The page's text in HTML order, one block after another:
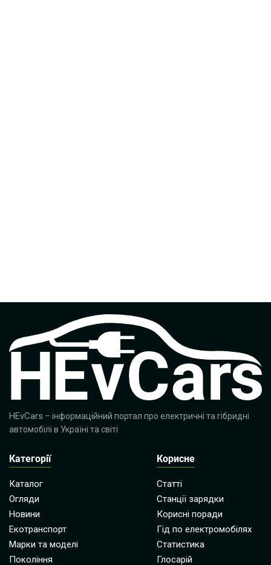
HEvCars – інформаційний портал про електричні та гібридні
автомобілі в Україні та світі
Категорії
Каталог
Огляди
Новини
Екотранспорт
Марки та моделі
Покоління
Корисне
Статті
Станції зарядки
Корисні поради
Гід по електромобілях
Статистика
Глосарій